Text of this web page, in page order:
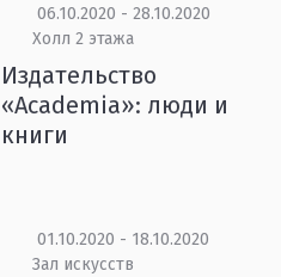
06.10.2020 - 28.10.2020
Холл 2 этажа
Издательство
«Academia»: люди и
книги
01.10.2020 - 18.10.2020
Зал искусств